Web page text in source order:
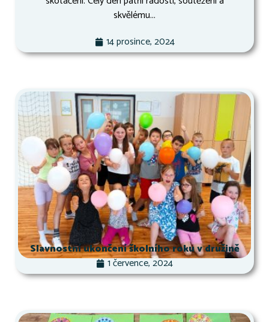
skvělému...
14 prosince, 2024
Slavnostní ukončení školního roku v družině
1 července, 2024